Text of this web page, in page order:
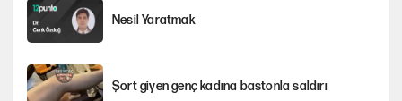
Nesil Yaratmak
Şort giyen genç kadına bastonla saldırı